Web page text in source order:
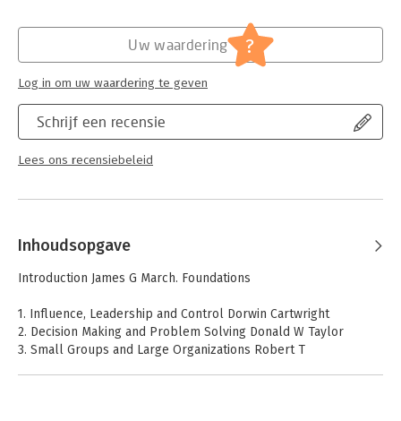
Organisatiekunde
Serie:
Routledge Library Editions: Organizations
Schrijf een recensie
Lees ons recensiebeleid
Uw waardering ?
Log in om uw waardering te geven
Inhoudsopgave
Introduction James G March. Foundations
1. Influence, Leadership and Control Dorwin Cartwright
2. Decision Making and Problem Solving Donald W Taylor
3. Small Groups and Large Organizations Robert T